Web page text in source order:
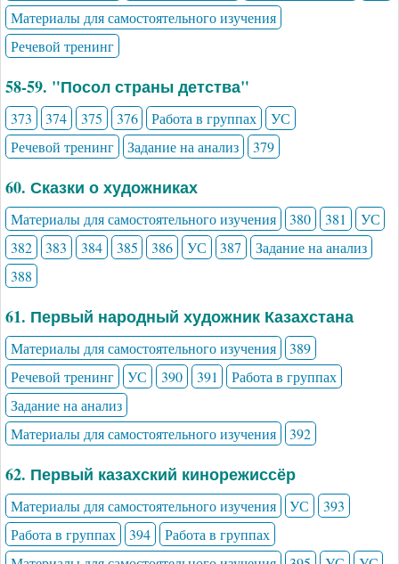
Материалы для самостоятельного изучения
Речевой тренинг
58-59. "Посол страны детства"
373 374 375 376 Работа в группах
УС
Речевой тренинг
Задание на анализ 379
60. Сказки о художниках
Материалы для самостоятельного изучения 380 381
УС
382
383 384 385 386 УС 387
Задание на анализ
388
61. Первый народный художник Казахстана
Материалы для самостоятельного изучения
389
Речевой тренинг
УС 390 391
Работа в группах
Задание на анализ
Материалы для самостоятельного изучения
392
62. Первый казахский кинорежиссёр
Материалы для самостоятельного изучения УС
393
Работа в группах
394
Работа в группах